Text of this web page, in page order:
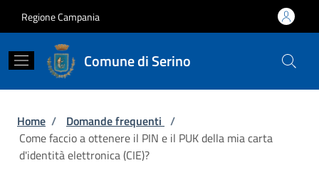
Regione Campania
Comune di Serino
Briciole di pane
Home / Domande frequenti /
Come faccio a ottenere il PIN e il PUK della mia carta
d'identità elettronica (CIE)?